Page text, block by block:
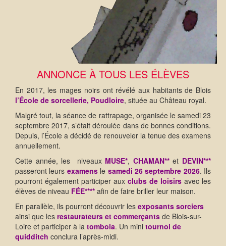
ANNONCE À TOUS LES ÉLÈVES
En 2017, les mages noirs ont révélé aux habitants de Blois
l’École de sorcellerie, Poudloire, située au Château royal.
Malgré tout, la séance de rattrapage, organisée le samedi 23
septembre 2017, s’était déroulée dans de bonnes conditions.
Depuis, l’École a décidé de renouveler la tenue des examens
annuellement.
Cette année, les niveaux MUSE*, CHAMAN**et DEVIN***
passeront leurs examensle samedi 26 septembre 2026. Ils
pourront également participer aux clubs de loisirs avec les
élèves de niveau FÉE**** afin de faire briller leur maison.
En parallèle, ils pourront découvrir les exposants sorciers
ainsi que les restaurateurs et commerçants de Blois-sur-
Loire et participer à la tombola. Un mini tournoi de
quidditch conclura l’après-midi.